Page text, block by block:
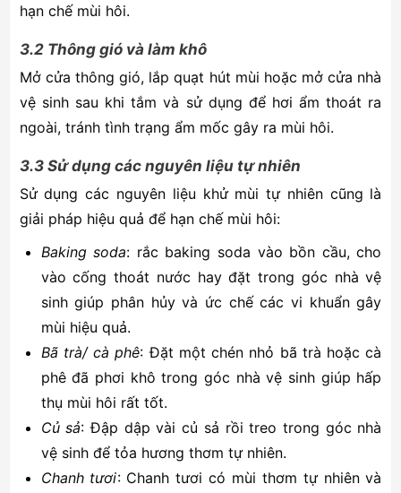
hạn chế mùi hôi.
3.2 Thông gió và làm khô
Mở cửa thông gió, lắp quạt hút mùi hoặc mở cửa nhà
vệ sinh sau khi tắm và sử dụng để hơi ẩm thoát ra
ngoài, tránh tình trạng ẩm mốc gây ra mùi hôi.
3.3 Sử dụng các nguyên liệu tự nhiên
Sử dụng các nguyên liệu khử mùi tự nhiên cũng là
giải pháp hiệu quả để hạn chế mùi hôi:
Baking soda: rắc baking soda vào bồn cầu, cho
vào cống thoát nước hay đặt trong góc nhà vệ
sinh giúp phân hủy và ức chế các vi khuẩn gây
mùi hiệu quả.
Bã trà/ cà phê: Đặt một chén nhỏ bã trà hoặc cà
phê đã phơi khô trong góc nhà vệ sinh giúp hấp
thụ mùi hôi rất tốt.
Củ sả: Đập dập vài củ sả rồi treo trong góc nhà
vệ sinh để tỏa hương thơm tự nhiên.
Chanh tươi: Chanh tươi có mùi thơm tự nhiên và